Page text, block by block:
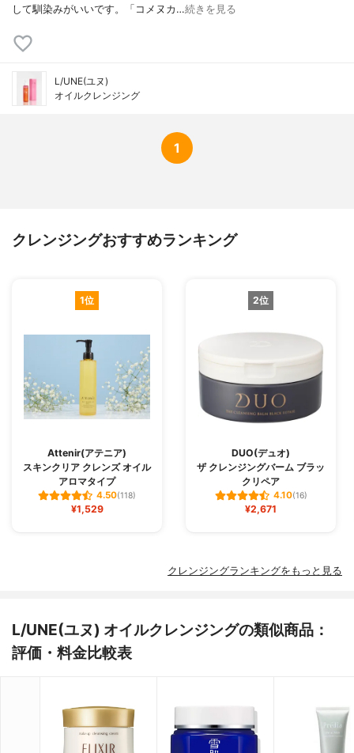
して馴染みがいいです。「コメヌカ…続きを見る
L/UNE(ユヌ)
オイルクレンジング
1
クレンジングおすすめランキング
1位
Attenir(アテニア)
スキンクリア クレンズ オイル
アロマタイプ
4.50(118)
¥1,529
2位
DUO(デュオ)
ザ クレンジングバーム ブラッ
クリペア
4.10(16)
¥2,671
クレンジングランキングをもっと見る
L/UNE(ユヌ) オイルクレンジングの類似商品：
評価・料金比較表